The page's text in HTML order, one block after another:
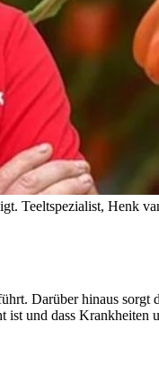
Teeltspezialist, Henk
Darüber hinaus
und dass